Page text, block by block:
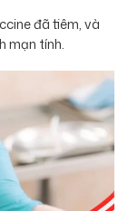
đã tiêm, và
mạn tính.